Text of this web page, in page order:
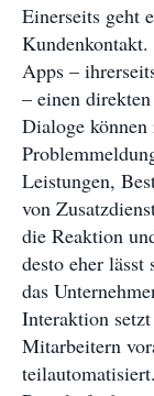
Einerseits geht
Apps –
– einen
Dialoge können
Leistungen,
von
die Reaktion
desto eher
das
Interaktion
Mitarbeitern